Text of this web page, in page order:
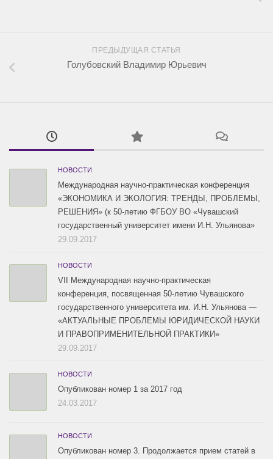
ПРЕДЫДУЩАЯ СТАТЬЯ
Голубовский Владимир Юрьевич
НОВОСТИ
Международная научно-практическая конференция
«ЭКОНОМИКА И ЭКОЛОГИЯ: ТРЕНДЫ, ПРОБЛЕМЫ,
РЕШЕНИЯ» (к 50-летию ФГБОУ ВО «Чувашский
государственный университет имени И.Н. Ульянова»
29.09.2017
НОВОСТИ
VII Международная научно-практическая
конференция, посвященная 50-летию Чувашского
государственного университета им. И.Н. Ульянова —
«АКТУАЛЬНЫЕ ПРОБЛЕМЫ ЮРИДИЧЕСКОЙ НАУКИ
И ПРАВОПРИМЕНИТЕЛЬНОЙ ПРАКТИКИ»
29.09.2017
НОВОСТИ
Опубликован номер 1 за 2017 год
24.03.2017
НОВОСТИ
Опубликован номер 3. Продолжается прием статей в